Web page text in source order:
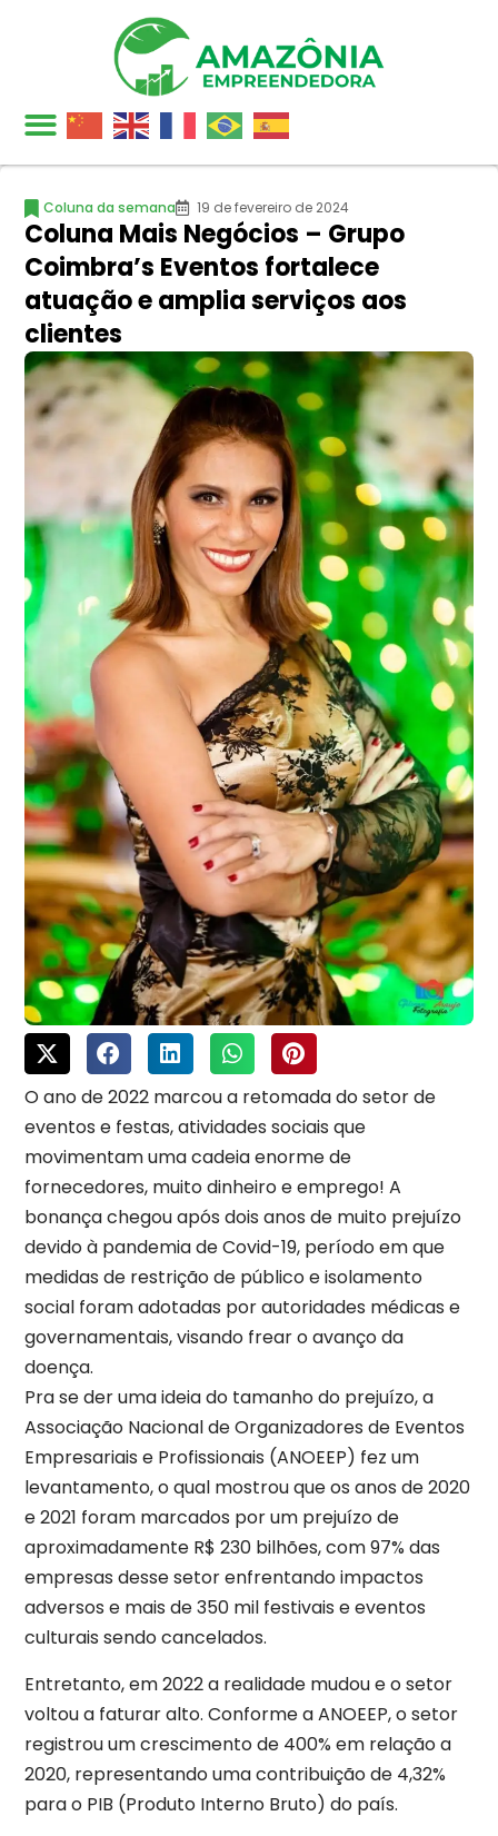
Coluna da semana 19 de fevereiro de 2024
Coluna Mais Negócios – Grupo
Coimbra’s Eventos fortalece
atuação e amplia serviços aos
clientes
O ano de 2022 marcou a retomada do setor de
eventos e festas, atividades sociais que
movimentam uma cadeia enorme de
fornecedores, muito dinheiro e emprego! A
bonança chegou após dois anos de muito prejuízo
devido à pandemia de Covid-19, período em que
medidas de restrição de público e isolamento
social foram adotadas por autoridades médicas e
governamentais, visando frear o avanço da
doença.
Pra se der uma ideia do tamanho do prejuízo, a
Associação Nacional de Organizadores de Eventos
Empresariais e Profissionais (ANOEEP) fez um
levantamento, o qual mostrou que os anos de 2020
e 2021 foram marcados por um prejuízo de
aproximadamente R$ 230 bilhões, com 97% das
empresas desse setor enfrentando impactos
adversos e mais de 350 mil festivais e eventos
culturais sendo cancelados.
Entretanto, em 2022 a realidade mudou e o setor
voltou a faturar alto. Conforme a ANOEEP, o setor
registrou um crescimento de 400% em relação a
2020, representando uma contribuição de 4,32%
para o PIB (Produto Interno Bruto) do país.